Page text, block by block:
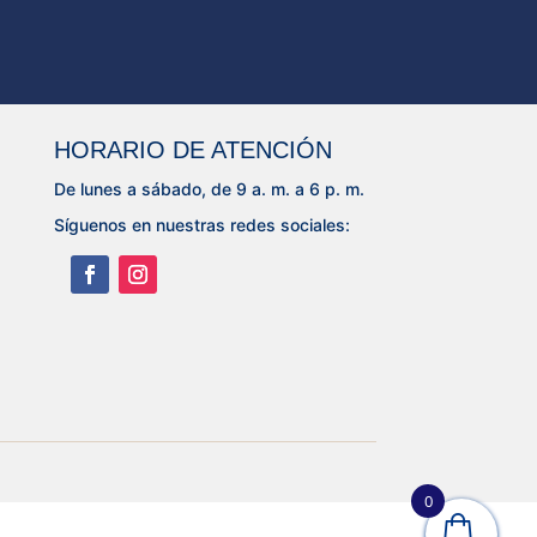
HORARIO DE ATENCIÓN
De lunes a sábado, de 9 a. m. a 6 p. m.
Síguenos en nuestras redes sociales:
0